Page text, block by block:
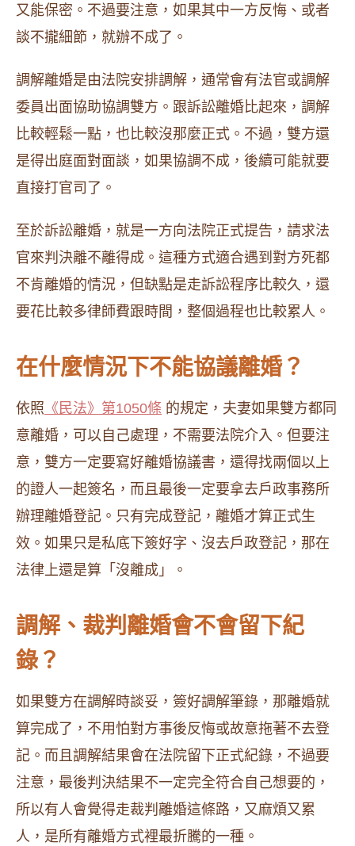
又能保密。不過要注意，如果其中一方反悔、或者
談不攏細節，就辦不成了。
調解離婚是由法院安排調解，通常會有法官或調解
委員出面協助協調雙方。跟訴訟離婚比起來，調解
比較輕鬆一點，也比較沒那麼正式。不過，雙方還
是得出庭面對面談，如果協調不成，後續可能就要
直接打官司了。
至於訴訟離婚，就是一方向法院正式提告，請求法
官來判決離不離得成。這種方式適合遇到對方死都
不肯離婚的情況，但缺點是走訴訟程序比較久，還
要花比較多律師費跟時間，整個過程也比較累人。
在什麼情況下不能協議離婚？
依照 《民法》第1050條 的規定，夫妻如果雙方都同
意離婚，可以自己處理，不需要法院介入。但要注
意，雙方一定要寫好離婚協議書，還得找兩個以上
的證人一起簽名，而且最後一定要拿去戶政事務所
辦理離婚登記。只有完成登記，離婚才算正式生
效。如果只是私底下簽好字、沒去戶政登記，那在
法律上還是算「沒離成」。
調解、裁判離婚會不會留下紀
錄？
如果雙方在調解時談妥，簽好調解筆錄，那離婚就
算完成了，不用怕對方事後反悔或故意拖著不去登
記。而且調解結果會在法院留下正式紀錄，不過要
注意，最後判決結果不一定完全符合自己想要的，
所以有人會覺得走裁判離婚這條路，又麻煩又累
人，是所有離婚方式裡最折騰的一種。